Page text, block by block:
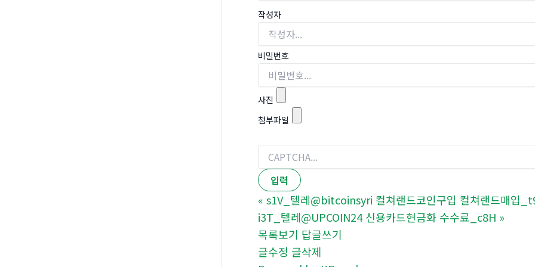
작성자
비밀번호
사진
첨부파일
« s1V_텔레@bitcoinsyri 컬쳐랜드코인구입 컬쳐랜드매입
i3T_텔레@UPCOIN24 신용카드현금화 수수료_c8H »
목록보기 답글쓰기
글수정 글삭제